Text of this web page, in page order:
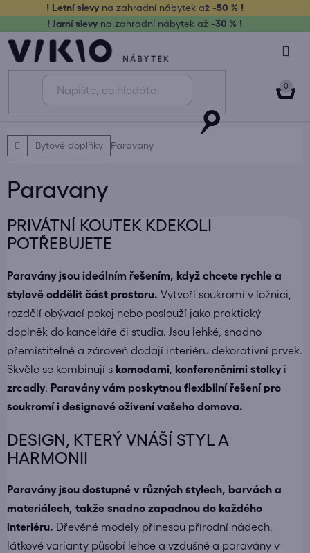
obsah
! Letní slevy na zahradní nábytek až-50 % !
! Jarní slevy na zahradní nábytek až -30 % !
DomůBytové doplňky Paravany
Paravany
PRIVÁTNÍ KOUTEK KDEKOLI
POTŘEBUJETE
Paravány jsou ideálním řešením, když chcete rychle a
stylově oddělit část prostoru. Vytvoří soukromí v ložnici,
rozdělí obývací pokoj nebo poslouží jako praktický
doplněk do kanceláře či studia. Jsou lehké, snadno
přemístitelné a zároveň dodají interiéru dekorativní prvek.
Skvěle se kombinují s komodami konferenčními stolkyi
zrcadly. Paravány vám poskytnou flexibilní řešení pro
soukromí i designové oživení vašeho domova.
DESIGN, KTERÝ VNÁŠÍ STYL A
HARMONII
Paravány jsou dostupné v různých stylech, barvách a
materiálech, takže snadno zapadnou do každého
interiéru. Dřevěné modely přinesou přírodní nádech,
látkové varianty působí lehce a vzdušně a paravány v